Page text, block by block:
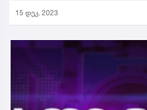
15 დეკ. 2023